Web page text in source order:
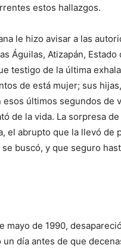
estos hallazgos.
le hizo avisar a las
Águilas, Atizapán, Estado
testigo de la última
de está mujer; sus
últimos segundos de
de la vida. La sorpresa
el abrupto que la llevó de
buscó, y que seguro
mayo de 1990,
día antes de que